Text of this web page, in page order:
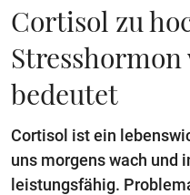
Cortisol zu
bedeutet
Cortisol ist ein
uns morgens wach und
leistungsfähig.